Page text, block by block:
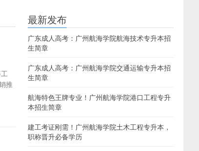
推
最新发布
广东成人高考：广州航海学院航海技术专升本招
生简章
广东成人高考：广州航海学院交通运输专升本招
生简章
航海特色王牌专业！广州航海学院港口工程专升
本招生简章
建工考证刚需！广州航海学院土木工程专升本，
职称晋升必备学历